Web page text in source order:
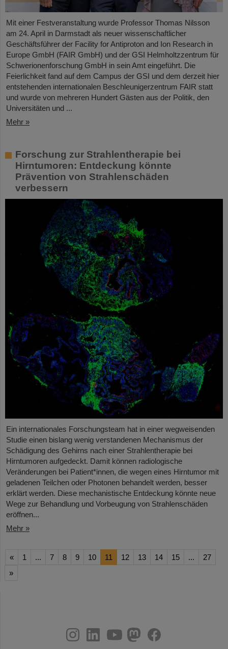
Mit einer Festveranstaltung wurde Professor Thomas Nilsson
am 24. April in Darmstadt als neuer wissenschaftlicher
Geschäftsführer der Facility for Antiproton and Ion Research in
Europe GmbH (FAIR GmbH) und der GSI Helmholtzzentrum für
Schwerionenforschung GmbH in sein Amt eingeführt. Die
Feierlichkeit fand auf dem Campus der GSI und dem derzeit hier
entstehenden internationalen Beschleunigerzentrum FAIR statt
und wurde von mehreren Hundert Gästen aus der Politik, den
Universitäten und ...
Mehr »
Forschung zur Strahlentherapie bei
Hirntumoren: Entdeckung könnte
Prävention von Strahlenschäden
verbessern
Ein internationales Forschungsteam hat in einer wegweisenden
Studie einen bislang wenig verstandenen Mechanismus der
Schädigung des Gehirns nach einer Strahlentherapie bei
Hirntumoren aufgedeckt. Damit können radiologische
Veränderungen bei Patient*innen, die wegen eines Hirntumor mit
geladenen Teilchen oder Photonen behandelt werden, besser
erklärt werden. Diese mechanistische Entdeckung könnte neue
Wege zur Behandlung und Vorbeugung von Strahlenschäden
eröffnen...
Mehr »
« 1 ... 7 8 9 10 11 12 13 14 15 ...
27
»
youtube
helmholtz.social
facebook